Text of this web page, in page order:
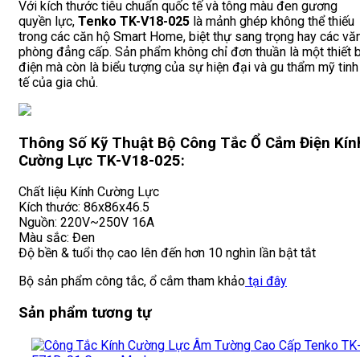
Với kích thước tiêu chuẩn quốc tế và tông màu đen gương
quyền lực, Tenko TK-V18-025 là mảnh ghép không thể thiếu
trong các căn hộ Smart Home, biệt thự sang trọng hay các
phòng đẳng cấp. Sản phẩm không chỉ đơn thuần là một thiết
điện mà còn là biểu tượng của sự hiện đại và gu thẩm mỹ tinh
tế của gia chủ.
Thông Số Kỹ Thuật Bộ Công Tắc Ổ Cắm Điện
Cường Lực TK-V18-025:
Chất liệu Kính Cường Lực
Kích thước: 86x86x46.5
Nguồn: 220V~250V 16A
Màu sắc: Đen
Độ bền & tuổi thọ cao lên đến hơn 10 nghìn lần bật tắt
Bộ sản phẩm công tắc, ổ cắm tham khảo tại đây
Sản phẩm tương tự